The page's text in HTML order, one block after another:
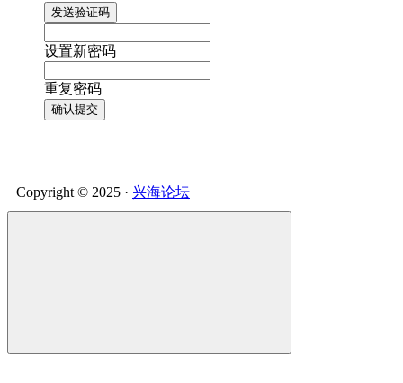
发送验证码
设置新密码
重复密码
确认提交
Copyright © 2025 · 兴海论坛